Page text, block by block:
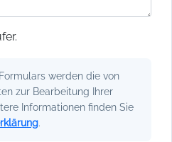
werden die von
zur Bearbeitung Ihrer
Informationen finden Sie
.